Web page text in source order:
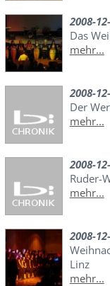
2008-
Das
mehr...
2008-
Der
mehr...
2008-
Ruder-
mehr...
2008-
Linz
mehr...